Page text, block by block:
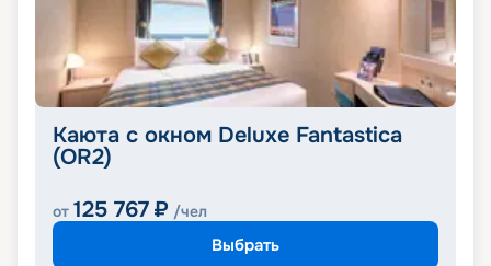
Каюта с окном Deluxe Fantastica
(OR2)
от 125 767 ₽ /чел
Выбрать